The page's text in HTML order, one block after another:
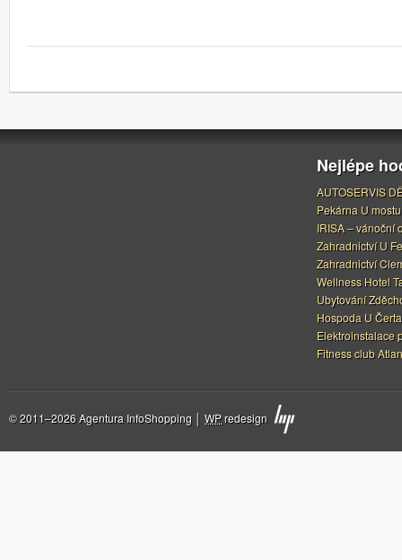
Nejlépe
AUTOSERVIS
Pekárna U mostu
IRISA – vánoční
Zahradnictví U
Zahradnictví
Wellness Hotel
Ubytování
Hospoda U
Elektroinstalace
Fitness club
© 2011–2026 Agentura InfoShopping │ WPredesign